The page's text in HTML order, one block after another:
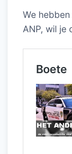
We
ANP, wil je